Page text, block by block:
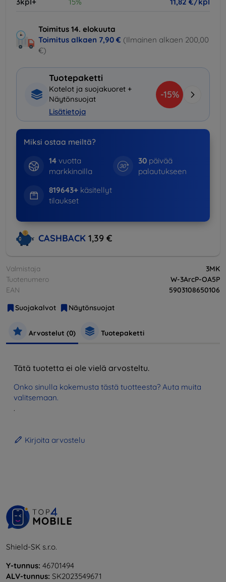
Toimitus 14. elokuuta
Toimitus alkaen 7,90 € (Ilmainen alkaen 200,00
€)
Tuotepaketti
Kotelot ja suojakuoret +
Näytönsuojat
Lisätietoja
-15%
Miksi ostaa meiltä?
14vuotta
markkinoilla
30 päivää
palautukseen
819643+käsitellyt
tilaukset
CASHBACK 1,39 €
Valmistaja
3MK
Tuotenumero
W-3ArcP-OA5P
EAN
5903108650106
Suojakalvot
Näytönsuojat
Arvostelut (0) Tuotepaketti
Tätä tuotetta ei ole vielä arvosteltu.
Onko sinulla kokemusta tästä tuotteesta? Auta muita
valitsemaan.
.
Kirjoita arvostelu
Shield-SK s.r.o.
Y-tunnus: 46701494
ALV-tunnus: SK2023549671